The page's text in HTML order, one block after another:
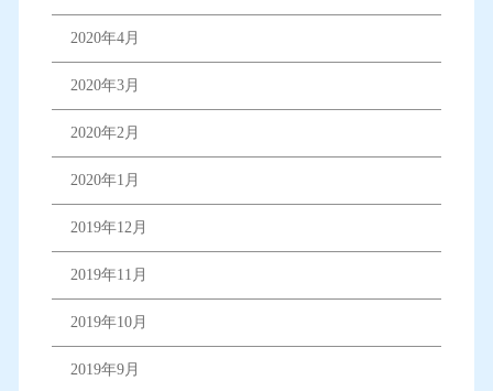
2020年4月
2020年3月
2020年2月
2020年1月
2019年12月
2019年11月
2019年10月
2019年9月